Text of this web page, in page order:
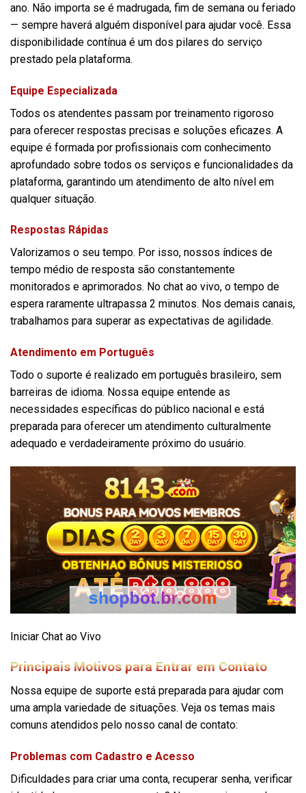
ano. Não importa se é madrugada, fim de semana ou feriado
— sempre haverá alguém disponível para ajudar você. Essa
disponibilidade contínua é um dos pilares do serviço
prestado pela plataforma.
Equipe Especializada
Todos os atendentes passam por treinamento rigoroso
para oferecer respostas precisas e soluções eficazes. A
equipe é formada por profissionais com conhecimento
aprofundado sobre todos os serviços e funcionalidades da
plataforma, garantindo um atendimento de alto nível em
qualquer situação.
Respostas Rápidas
Valorizamos o seu tempo. Por isso, nossos índices de
tempo médio de resposta são constantemente
monitorados e aprimorados. No chat ao vivo, o tempo de
espera raramente ultrapassa 2 minutos. Nos demais canais,
trabalhamos para superar as expectativas de agilidade.
Atendimento em Português
Todo o suporte é realizado em português brasileiro, sem
barreiras de idioma. Nossa equipe entende as
necessidades específicas do público nacional e está
preparada para oferecer um atendimento culturalmente
adequado e verdadeiramente próximo do usuário.
Iniciar Chat ao Vivo
Principais Motivos para Entrar em Contato
Nossa equipe de suporte está preparada para ajudar com
uma ampla variedade de situações. Veja os temas mais
comuns atendidos pelo nosso canal de contato:
Problemas com Cadastro e Acesso
Dificuldades para criar uma conta, recuperar senha, verificar